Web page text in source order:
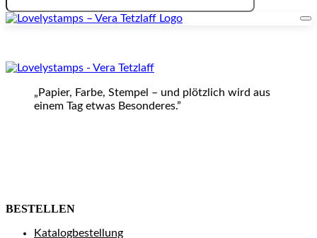
„Papier, Farbe, Stempel – und plötzlich wird aus
einem Tag etwas Besonderes.”
BESTELLEN
Katalogbestellung